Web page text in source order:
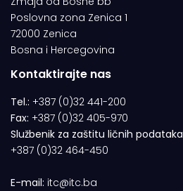
Poslovna zona Zenica 1
72000 Zenica
Bosna i Hercegovina
Kontaktirajte nas
Tel.: +387 (0)32 441-200
Fax: +387 (0)32 405-970
Službenik za zaštitu ličnih podataka
+387 (0)32 464-450
E-mail: itc@itc.ba